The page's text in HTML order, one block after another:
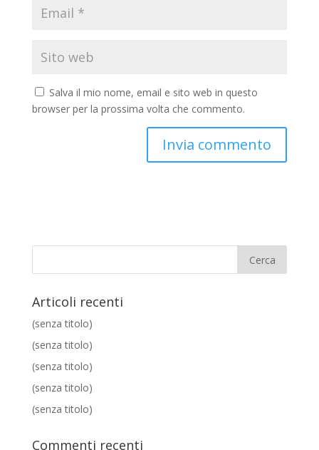
Salva il mio nome, email e sito web in questo
browser per la prossima volta che commento.
Articoli recenti
(senza titolo)
(senza titolo)
(senza titolo)
(senza titolo)
(senza titolo)
Commenti recenti